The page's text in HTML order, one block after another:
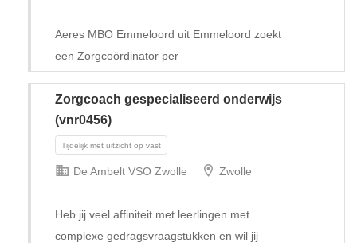
Aeres MBO Emmeloord uit Emmeloord zoekt
een Zorgcoördinator per
Zorgcoach gespecialiseerd onderwijs
(vnr0456)
De Ambelt VSO Zwolle Zwolle
Heb jij veel affiniteit met leerlingen met
complexe gedragsvraagstukken en wil jij